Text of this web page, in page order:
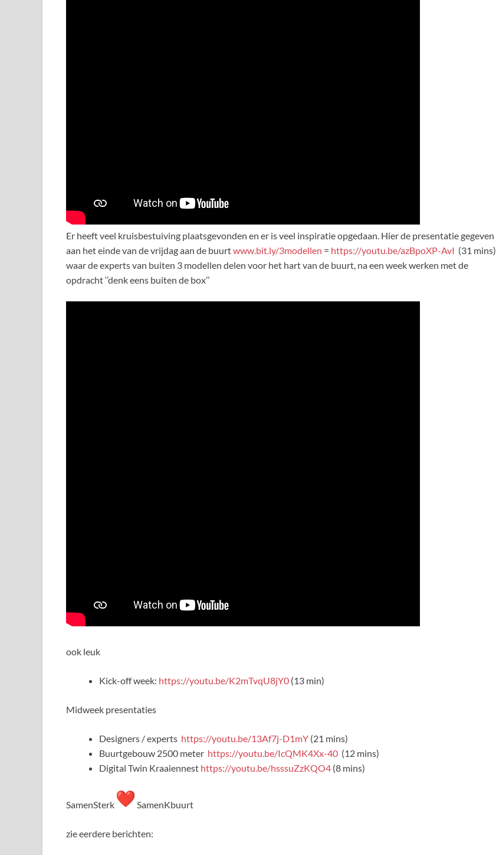
Er heeft veel kruisbestuiving plaatsgevonden en er is veel inspiratie opgedaan. Hier de presentatie gegeven
aan het einde van de vrijdag aan de buurtwww.bit.ly/3modellen = https://youtu.be/azBpoXP-AvI (31 mins)
waar de experts van buiten 3 modellen delen voor het hart van de buurt, na een week werken metde
opdracht ‘’denk eens buiten de box’’
ook leuk
Kick-off week: https://youtu.be/K2mTvqU8jY0 (13 min)
Midweek presentaties
Designers / experts https://youtu.be/13Af7j-D1mY (21 mins)
Buurtgebouw 2500 meter https://youtu.be/IcQMK4Xx-40 (12 mins)
Digital Twin Kraaiennest https://youtu.be/hsssuZzKQO4 (8 mins)
SamenSterk SamenKbuurt
zie eerdere berichten: